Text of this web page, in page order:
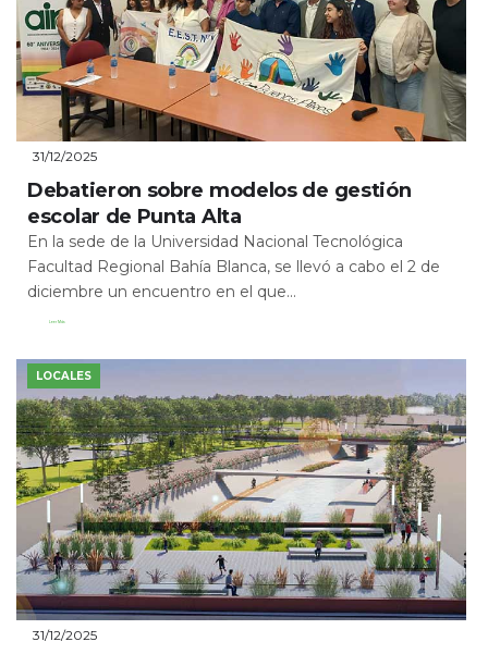
31/12/2025
Debatieron sobre modelos de gestión
escolar de Punta Alta
En la sede de la Universidad Nacional Tecnológica
Facultad Regional Bahía Blanca, se llevó a cabo el 2 de
diciembre un encuentro en el que...
Leer Más
LOCALES
31/12/2025